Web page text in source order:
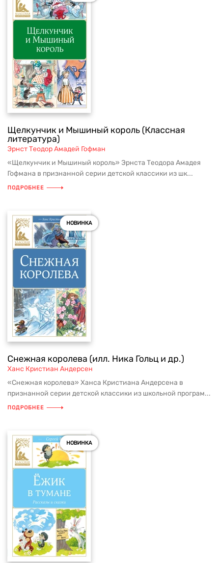
Щелкунчик и Мышиный король (Классная
литература)
Эрнст Теодор Амадей Гофман
«Щелкунчик и Мышиный король» Эрнста Теодора Амадея
Гофмана в признанной серии детской классики из шк...
ПОДРОБНЕЕ
НОВИНКА
Снежная королева (илл. Ника Гольц и др.)
Ханс Кристиан Андерсен
«Снежная королева» Ханса Кристиана Андерсена в
признанной серии детской классики из школьной програм...
ПОДРОБНЕЕ
НОВИНКА